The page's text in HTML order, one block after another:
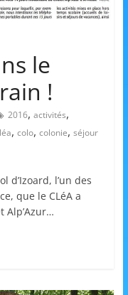
le
!
2016, activités,
, colo, colonie, séjour
d’Izoard, l’un des
que le CLéA a
Alp’Azur…